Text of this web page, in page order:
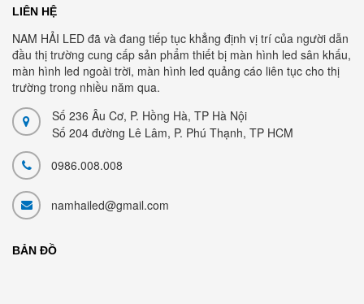
LIÊN HỆ
NAM HẢI LED đã và đang tiếp tục khẳng định vị trí của người dẫn
đầu thị trường cung cấp sản phẩm thiết bị màn hình led sân khấu,
màn hình led ngoài trời, màn hình led quảng cáo liên tục cho thị
trường trong nhiều năm qua.
Số 236 Âu Cơ, P. Hồng Hà, TP Hà Nội
Số 204 đường Lê Lâm, P. Phú Thạnh, TP HCM
0986.008.008
namhailed@gmail.com
BẢN ĐỒ